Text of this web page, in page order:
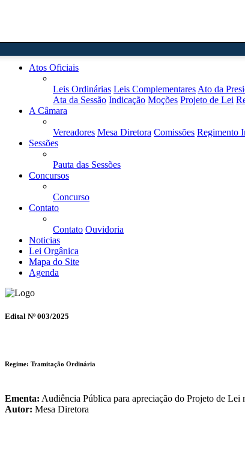
Atos Oficiais
Leis Ordinárias Leis Complementares Ato da
Ata da Sessão Indicação Moções Projeto de Lei
A Câmara
Vereadores Mesa Diretora Comissões Regimento
Sessões
Pauta das Sessões
Concursos
Concurso
Contato
Contato Ouvidoria
Noticias
Lei Orgânica
Mapa do Site
Agenda
Edital Nº 003/2025
Regime: Tramitação Ordinária
Ementa: Audiência Pública para apreciação do Projeto de
Autor: Mesa Diretora